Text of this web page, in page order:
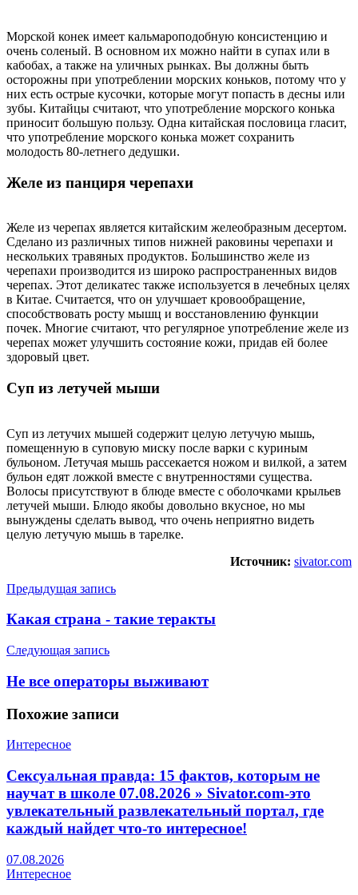
Морской конек имеет кальмароподобную консистенцию и
очень соленый. В основном их можно найти в супах или в
кабобах, а также на уличных рынках. Вы должны быть
осторожны при употреблении морских коньков, потому что у
них есть острые кусочки, которые могут попасть в десны или
зубы. Китайцы считают, что употребление морского конька
приносит большую пользу. Одна китайская пословица гласит,
что употребление морского конька может сохранить
молодость 80-летнего дедушки.
Желе из панциря черепахи
Желе из черепах является китайским желеобразным десертом.
Сделано из различных типов нижней раковины черепахи и
нескольких травяных продуктов. Большинство желе из
черепахи производится из широко распространенных видов
черепах. Этот деликатес также используется в лечебных целях
в Китае. Считается, что он улучшает кровообращение,
способствовать росту мышц и восстановлению функции
почек. Многие считают, что регулярное употребление желе из
черепах может улучшить состояние кожи, придав ей более
здоровый цвет.
Суп из летучей мыши
Суп из летучих мышей содержит целую летучую мышь,
помещенную в суповую миску после варки с куриным
бульоном. Летучая мышь рассекается ножом и вилкой, а затем
бульон едят ложкой вместе с внутренностями существа.
Волосы присутствуют в блюде вместе с оболочками крыльев
летучей мыши. Блюдо якобы довольно вкусное, но мы
вынуждены сделать вывод, что очень неприятно видеть
целую летучую мышь в тарелке.
Источник: sivator.com
Предыдущая запись
Какая страна - такие теракты
Следующая запись
Не все операторы выживают
Похожие записи
Интересное
Сексуальная правда: 15 фактов, которым не
научат в школе 07.08.2026 » Sivator.com-это
увлекательный развлекательный портал, где
каждый найдет что-то интересное!
07.08.2026
Интересное